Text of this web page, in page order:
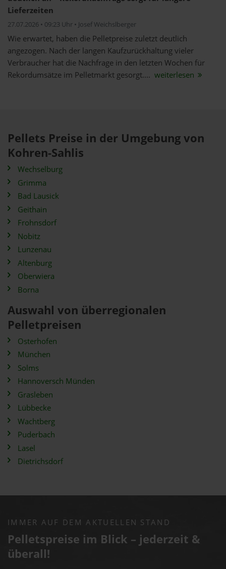
Lieferzeiten
27.07.2026 • 09:23 Uhr • Josef Weichslberger
Wie erwartet, haben die Pelletpreise zuletzt deutlich
angezogen. Nach der langen Kaufzurückhaltung vieler
Verbraucher hat die Nachfrage in den letzten Wochen für
Rekordumsätze im Pelletmarkt gesorgt.... weiterlesen
Pellets Preise in der Umgebung von
Kohren-Sahlis
Wechselburg
Grimma
Bad Lausick
Geithain
Frohnsdorf
Nobitz
Lunzenau
Altenburg
Oberwiera
Borna
Auswahl von überregionalen
Pelletpreisen
Osterhofen
München
Solms
Hannoversch Münden
Grasleben
Lübbecke
Wachtberg
Puderbach
Lasel
Dietrichsdorf
IMMER AUF DEM AKTUELLEN STAND
Pelletspreise im Blick – jederzeit &
überall!